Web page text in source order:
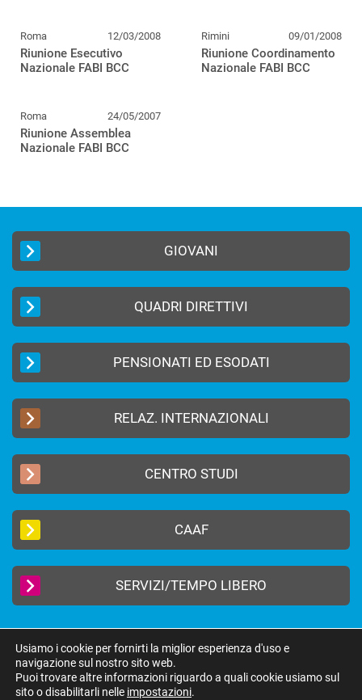
Roma 12/03/2008
Riunione Esecutivo
Nazionale FABI BCC
Rimini 09/01/2008
Riunione Coordinamento
Nazionale FABI BCC
Roma 24/05/2007
Riunione Assemblea
Nazionale FABI BCC
GIOVANI
QUADRI DIRETTIVI
PENSIONATI ED ESODATI
RELAZ. INTERNAZIONALI
CENTRO STUDI
CAAF
SERVIZI/TEMPO LIBERO
2019 © FEDERAZIONE AUTONOMA BANCARI ITALIANI –Privacy Policy|
Cookie Policy
Usiamo i cookie per fornirti la miglior esperienza d'uso e
navigazione sul nostro sito web.
Puoi trovare altre informazioni riguardo a quali cookie usiamo sul
sito o disabilitarli nelle impostazioni.